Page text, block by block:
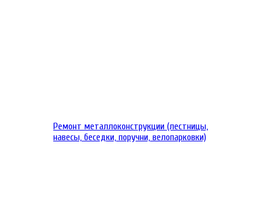
Ремонт металлоконструкции (лестницы,
навесы, беседки, поручни, велопарковки)